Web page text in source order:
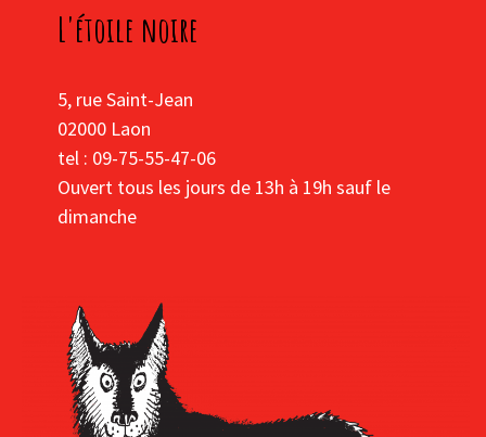
L'étoile noire
5, rue Saint-Jean
02000 Laon
tel : 09-75-55-47-06
Ouvert tous les jours de 13h à 19h sauf le
dimanche